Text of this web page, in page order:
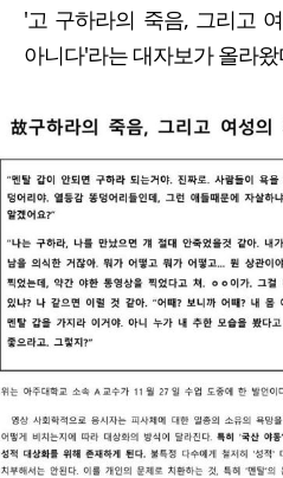
'고 구하라의 죽음, 그리고
아니다'라는 대자보가 올라왔